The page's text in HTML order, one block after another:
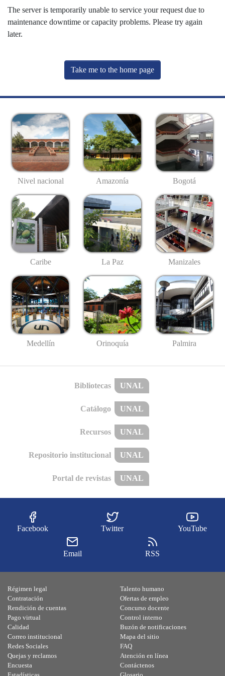
The server is temporarily unable to service your request due to
maintenance downtime or capacity problems. Please try again
later.
Take me to the home page
Nivel nacional Amazonía Bogotá
Caribe La Paz Manizales
Medellín Orinoquía Palmira
Bibliotecas UNAL
Catálogo UNAL
Recursos UNAL
Repositorio institucional UNAL
Portal de revistas UNAL
Facebook Twitter YouTube
Email RSS
Régimen legal
Contratación
Rendición de cuentas
Pago virtual
Calidad
Talento humano
Ofertas de empleo
Concurso docente
Control interno
Buzón de notificaciones
Correo institucional
Redes Sociales
Quejas y reclamos
Encuesta
Mapa del sitio
FAQ
Atención en línea
Contáctenos